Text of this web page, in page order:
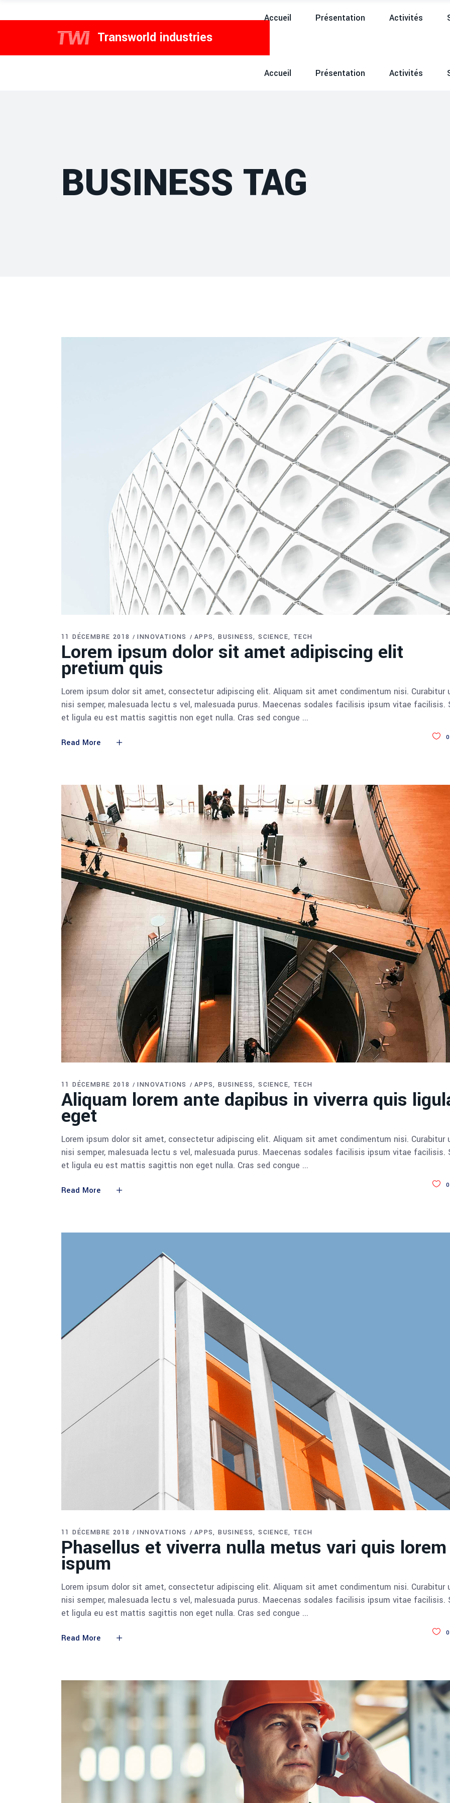
Transworld industries
Accueil Présentation Activités
Accueil Présentation Activités
BUSINESS TAG
11 DÉCEMBRE 2018 INNOVATIONS APPS BUSINESS SCIENCE TECH
Lorem ipsum dolor sit amet adipiscing elit
pretium quis
Lorem ipsum dolor sit amet, consectetur adipiscing elit. Aliquam sit amet condimentum nisi. Curabitur
nisi semper, malesuada lectu s vel, malesuada purus. Maecenas sodales facilisis ipsum vitae facilisis.
et ligula eu est mattis sagittis non eget nulla. Cras sed congue
Read More
0
11 DÉCEMBRE 2018 INNOVATIONS APPS BUSINESS SCIENCE TECH
Aliquam lorem ante dapibus in viverra quis
eget
Lorem ipsum dolor sit amet, consectetur adipiscing elit. Aliquam sit amet condimentum nisi. Curabitur
nisi semper, malesuada lectu s vel, malesuada purus. Maecenas sodales facilisis ipsum vitae facilisis.
et ligula eu est mattis sagittis non eget nulla. Cras sed congue
Read More
0
11 DÉCEMBRE 2018 INNOVATIONS APPS BUSINESS SCIENCE TECH
Phasellus et viverra nulla metus vari quis lorem
ispum
Lorem ipsum dolor sit amet, consectetur adipiscing elit. Aliquam sit amet condimentum nisi. Curabitur
nisi semper, malesuada lectu s vel, malesuada purus. Maecenas sodales facilisis ipsum vitae facilisis.
et ligula eu est mattis sagittis non eget nulla. Cras sed congue
Read More
0